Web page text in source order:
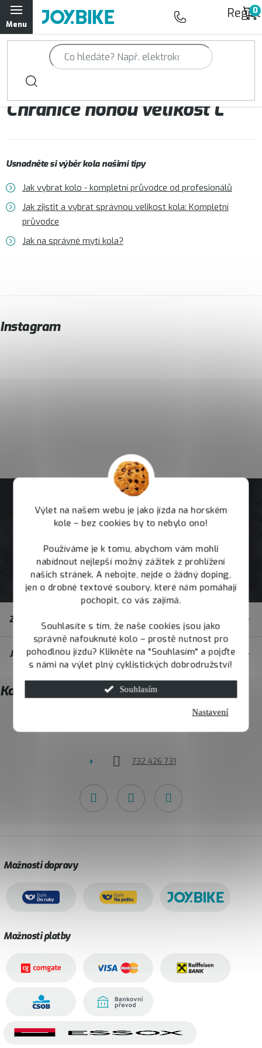
Výlet na našem webu je jako jízda na horském
kole – bez cookies by to nebylo ono!
Používáme je k tomu, abychom vám mohli
nabídnout nejlepší možný zážitek z prohlížení
našich stránek. A nebojte, nejde o žádný doping,
jen o drobné textové soubory, které nám pomáhají
pochopit, co vás zajímá.
Souhlasíte s tím, že naše cookies jsou jako
správně nafouknuté kolo – prostě nutnost pro
pohodlnou jízdu? Klikněte na "Souhlasím" a pojďte
s námi na výlet plný cyklistických dobrodružství!
Souhlasím
Nastavení
Přejít
na
obsah
Trailová kola Qayron
Horská kola Qayron
Dámská horská kola Qayron
Doplňky a oblečení Qayron
Kontakt Servisní a výdejní místa
Chrániče nohou velikost L
Usnadněte si výběr kola našimi tipy
Jak vybrat kolo - kompletní průvodce od profesionálů
Jak zjistit a vybrat správnou velikost kola: Kompletní
průvodce
Jak na správné mytí kola?
Instagram
t
í
Zákaznický servis
JOY.BIKE
Kontakt
732 426 731
Možnosti dopravy
Možnosti platby